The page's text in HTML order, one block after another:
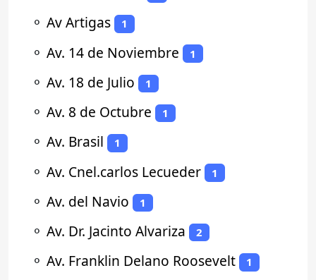
⚬ Av Artigas 1
⚬ Av. 14 de Noviembre 1
⚬ Av. 18 de Julio 1
⚬ Av. 8 de Octubre 1
⚬ Av. Brasil 1
⚬ Av. Cnel.carlos Lecueder 1
⚬ Av. del Navio 1
⚬ Av. Dr. Jacinto Alvariza 2
⚬ Av. Franklin Delano Roosevelt 1